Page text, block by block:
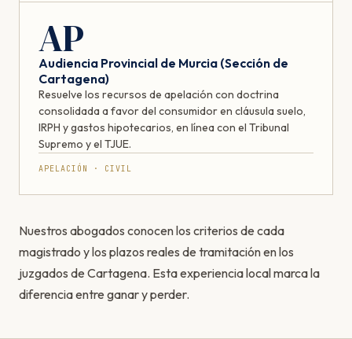
AP
Audiencia Provincial de Murcia (Sección de
Cartagena)
Resuelve los recursos de apelación con doctrina
consolidada a favor del consumidor en cláusula suelo,
IRPH y gastos hipotecarios, en línea con el Tribunal
Supremo y el TJUE.
APELACIÓN · CIVIL
Nuestros abogados conocen los criterios de cada
magistrado y los plazos reales de tramitación en los
juzgados de Cartagena. Esta experiencia local marca la
diferencia entre ganar y perder.